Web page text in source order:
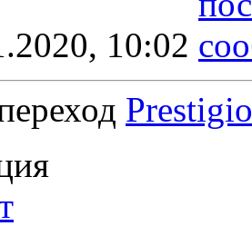
10:02
Prestigio